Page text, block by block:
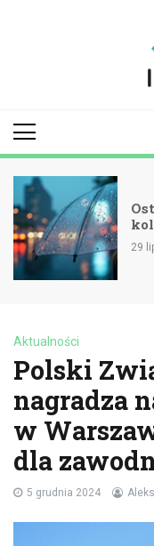
29
Aktualności
Polski
nagradza
w
dla
5 grudnia 2024